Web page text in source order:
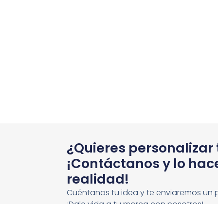
¿Quieres
¡Contáctanos y lo
realidad!
Cuéntanos tu idea y te enviaremos un